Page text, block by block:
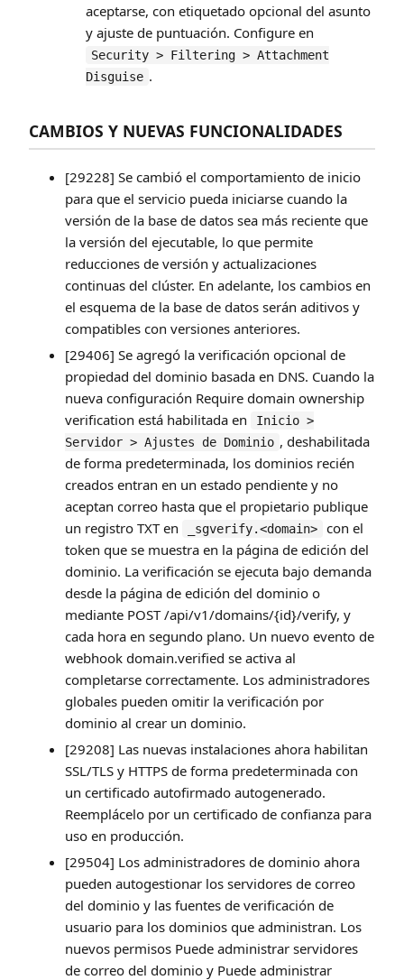
aceptarse, con etiquetado opcional del asunto
y ajuste de puntuación. Configure en
Security > Filtering > Attachment
Disguise .
CAMBIOS Y NUEVAS FUNCIONALIDADES
[29228] Se cambió el comportamiento de inicio
para que el servicio pueda iniciarse cuando la
versión de la base de datos sea más reciente que
la versión del ejecutable, lo que permite
reducciones de versión y actualizaciones
continuas del clúster. En adelante, los cambios en
el esquema de la base de datos serán aditivos y
compatibles con versiones anteriores.
[29406] Se agregó la verificación opcional de
propiedad del dominio basada en DNS. Cuando la
nueva configuración Require domain ownership
verification está habilitada en
Inicio >
Servidor > Ajustes de Dominio , deshabilitada
de forma predeterminada, los dominios recién
creados entran en un estado pendiente y no
aceptan correo hasta que el propietario publique
un registro TXT en
_sgverify.<domain>
con el
token que se muestra en la página de edición del
dominio. La verificación se ejecuta bajo demanda
desde la página de edición del dominio o
mediante POST /api/v1/domains/{id}/verify, y
cada hora en segundo plano. Un nuevo evento de
webhook domain.verified se activa al
completarse correctamente. Los administradores
globales pueden omitir la verificación por
dominio al crear un dominio.
[29208] Las nuevas instalaciones ahora habilitan
SSL/TLS y HTTPS de forma predeterminada con
un certificado autofirmado autogenerado.
Reemplácelo por un certificado de confianza para
uso en producción.
[29504] Los administradores de dominio ahora
pueden autogestionar los servidores de correo
del dominio y las fuentes de verificación de
usuario para los dominios que administran. Los
nuevos permisos Puede administrar servidores
de correo del dominio y Puede administrar